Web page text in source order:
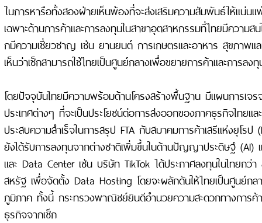
ในการหารือทั้งสองฝ่ายเห็นพ้องที่จะส่งเสริมความสัมพันธ์ให้แน่น
เฉพาะด้านการค้าและการลงทุนในสาขาอุตสาหกรรมที่ไทยมีความส
กมีความเชี่ยวชาญ เช่น ยานยนต์ การเกษตรและอาหาร สุขภาพ
เห็นว่าเช็กสามารถใช้ไทยเป็นศูนย์กลางเพื่อขยายการค้าและการล
โดยปัจจุบันไทยมีความพร้อมด้านโครงสร้างพื้นฐาน มีแผนการเจ
ประเทศต่างๆ ที่จะเป็นประโยชน์ต่อการส่งออกของภาคธุรกิจไทยแ
ประสบความสำเร็จในการสรุป FTA กับสมาคมการค้าเสรีแห่งยุโรป
ยังได้รับการลงทุนจากต่างชาติเพิ่มขึ้นในด้านปัญญาประดิษฐ์
และ Data Center เช่น บริษัท TikTok ได้ประกาศลงทุนในไทยกว่
สหรัฐ เพื่อจัดตั้ง Data Hosting โดยจะผลักดันให้ไทยเป็นศูนย์กลา
ภูมิภาค ทั้งนี้ กระทรวงพาณิชย์ยินดีอำนวยความสะดวกทางการค้
ธุรกิจจากเช็ก